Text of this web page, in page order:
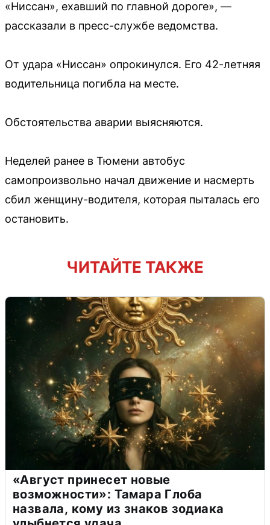
«Ниссан», ехавший по главной дороге», —
рассказали в пресс-службе ведомства.
От удара «Ниссан» опрокинулся. Его 42-летняя
водительница погибла на месте.
Обстоятельства аварии выясняются.
Неделей ранее в Тюмени автобус
самопроизвольно начал движение и насмерть
сбил женщину-водителя, которая пыталась его
остановить.
ЧИТАЙТЕ ТАКЖЕ
«Август принесет новые
возможности»: Тамара Глоба
назвала, кому из знаков зодиака